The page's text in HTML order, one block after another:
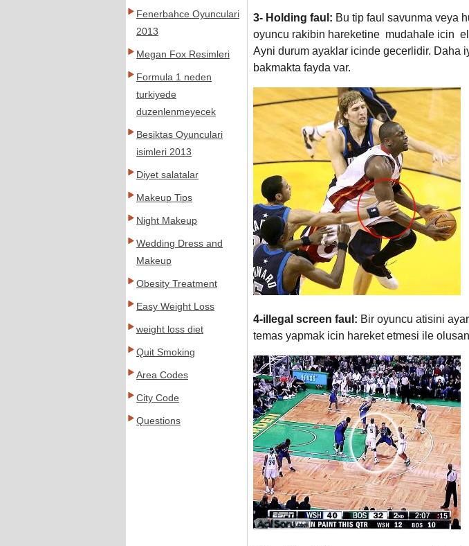
3- Holding faul: Bu tip faul savunma veya
oyuncu rakibin hareketine mudahale icin
Ayni durum ayaklar icinde gecerlidir. Daha
bakmakta fayda var.
4-illegal screen faul: Bir oyuncu atisini
temas yapmak icin hareket etmesi ile
Fenerbahce Oyunculari
2013
Megan Fox Resimleri
Formula 1 neden
turkiyede
duzenlenmeyecek
Besiktas Oyunculari
isimleri 2013
Diyet salatalar
Makeup Tips
Night Makeup
Wedding Dress and
Makeup
Obesity Treatment
Easy Weight Loss
weight loss diet
Quit Smoking
Area Codes
City Code
Questions